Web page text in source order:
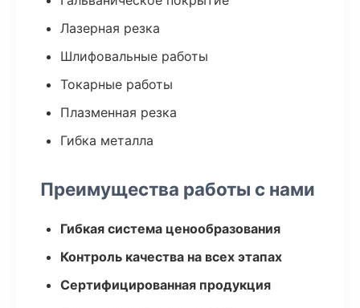
Лазерная резка
Шлифовальные работы
Токарные работы
Плазменная резка
Гибка металла
Преимущества работы с нами
Гибкая система ценообразования
Контроль качества на всех этапах
Сертифицированная продукция